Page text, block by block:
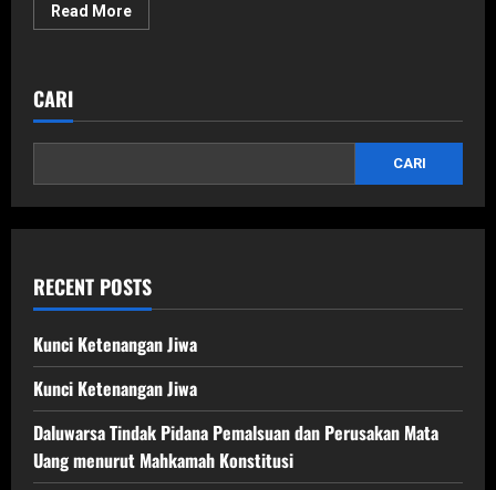
Read MoreRead
more
proyek
dan
anggarannya
dengan
permintaan
uang merupakan
tindak
korupsi
CARI
CARI
RECENT POSTS
Kunci Ketenangan Jiwa
Kunci Ketenangan Jiwa
Daluwarsa Tindak Pidana Pemalsuan dan Perusakan Mata
Uang menurut Mahkamah Konstitusi